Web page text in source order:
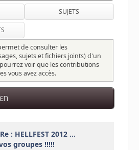
SUJETS
de consulter les
sujets et fichiers joints) d'un
voir que les contributions
vous avez accès.
Re : HELLFEST 2012 ...
groupes !!!!!